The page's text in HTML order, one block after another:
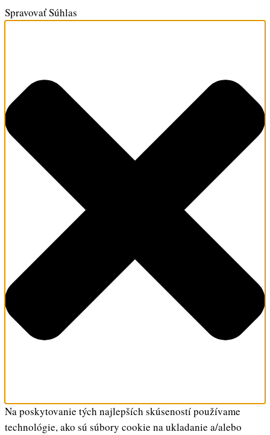
Spravovať Súhlas
Na poskytovanie tých najlepších skúseností používame
technológie, ako sú súbory cookie na ukladanie a/alebo